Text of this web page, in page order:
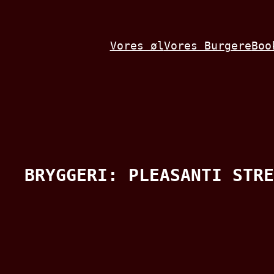
Vores ølVores Burgere
BRYGGERI: PLEASANTI